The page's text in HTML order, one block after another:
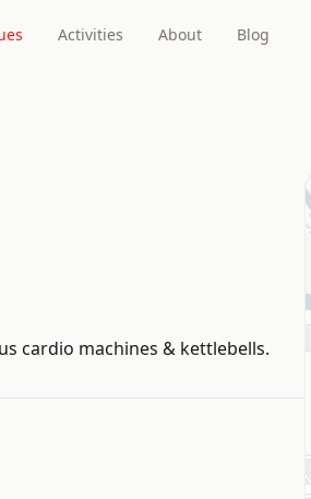
Activities About Blog
cardio machines & kettlebells.